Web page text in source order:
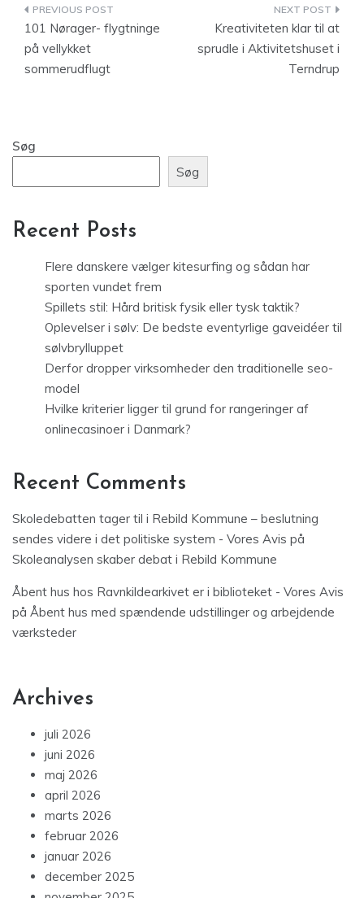
Indlægsnavigation
101 Nørager- flygtninge
på vellykket
sommerudflugt
Kreativiteten klar til at
sprudle i Aktivitetshuset i
Terndrup
Søg
Søg
Recent Posts
Flere danskere vælger kitesurfing og sådan har
sporten vundet frem
Spillets stil: Hård britisk fysik eller tysk taktik?
Oplevelser i sølv: De bedste eventyrlige gaveidéer til
sølvbrylluppet
Derfor dropper virksomheder den traditionelle seo-
model
Hvilke kriterier ligger til grund for rangeringer af
onlinecasinoer i Danmark?
Recent Comments
Skoledebatten tager til i Rebild Kommune – beslutning
sendes videre i det politiske system - Vores Avis på
Skoleanalysen skaber debat i Rebild Kommune
Åbent hus hos Ravnkildearkivet er i biblioteket - Vores Avis
på Åbent hus med spændende udstillinger og arbejdende
værksteder
Archives
juli 2026
juni 2026
maj 2026
april 2026
marts 2026
februar 2026
januar 2026
december 2025